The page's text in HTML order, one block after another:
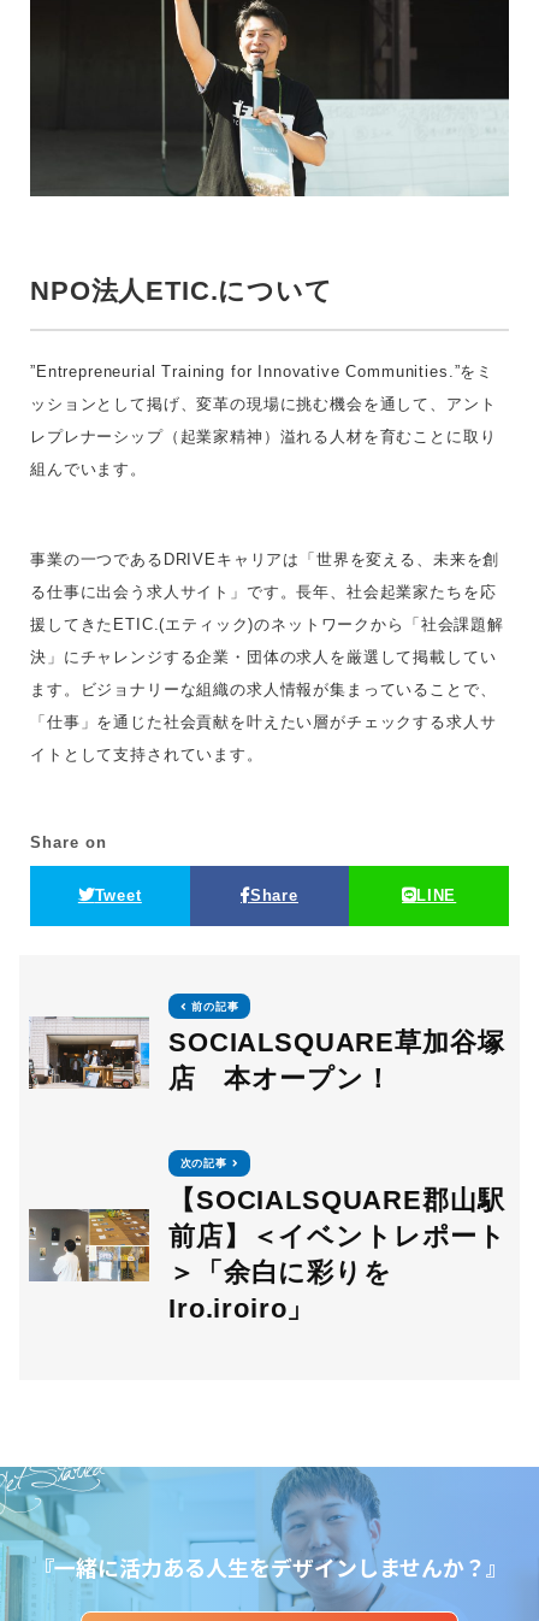
NPO法人ETIC.について
”Entrepreneurial Training for Innovative Communities.”をミ
ッションとして掲げ、変革の現場に挑む機会を通して、アント
レプレナーシップ（起業家精神）溢れる人材を育むことに取り
組んでいます。
事業の一つであるDRIVEキャリアは「世界を変える、未来を創
る仕事に出会う求人サイト」です。長年、社会起業家たちを応
援してきたETIC.(エティック)のネットワークから「社会課題解
決」にチャレンジする企業・団体の求人を厳選して掲載してい
ます。ビジョナリーな組織の求人情報が集まっていることで、
「仕事」を通じた社会貢献を叶えたい層がチェックする求人サ
イトとして支持されています。
Share on
Tweet Share LINE
前の記事
SOCIALSQUARE草加谷塚
店 本オープン！
次の記事
【SOCIALSQUARE郡山駅
前店】＜イベントレポート
＞「余白に彩りを
Iro.iroiro」
Started
『一緒に活力ある人生をデザインしませんか？』